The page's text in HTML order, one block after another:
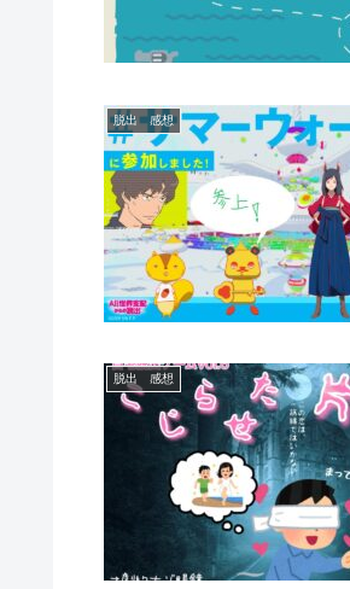
脱出 感想
脱出 感想